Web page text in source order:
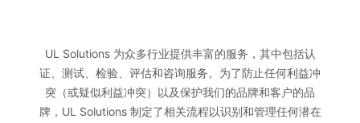
UL Solutions 为众多行业提供丰富的服务，其中包括认
证、测试、检验、评估和咨询服务。为了防止任何利益冲
突（或疑似利益冲突）以及保护我们的品牌和客户的品
牌，UL Solutions 制定了相关流程以识别和管理任何潜在